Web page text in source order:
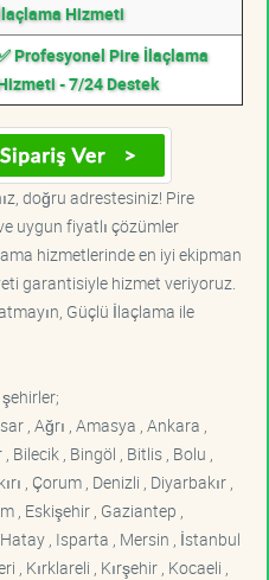
Hizmeti
Profesyonel Pire İlaçlama
- 7/24 Destek
doğru adrestesiniz! Pire
uygun fiyatlı çözümler
hizmetlerinde en iyi ekipman
garantisiyle hizmet veriyoruz.
Güçlü İlaçlama ile
, Ağrı , Amasya , Ankara ,
Bilecik , Bingöl , Bitlis , Bolu ,
, Çorum , Denizli , Diyarbakır ,
, Eskişehir , Gaziantep ,
, Isparta , Mersin , İstanbul
, Kırklareli , Kırşehir , Kocaeli ,